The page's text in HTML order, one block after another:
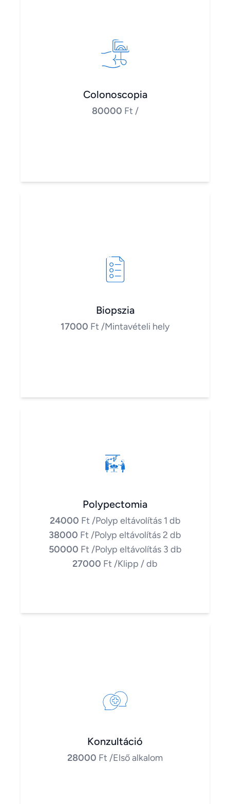
Colonoscopia
80000 Ft /
Biopszia
17000 Ft /Mintavételi hely
Polypectomia
24000 Ft /Polyp eltávolítás 1 db
38000 Ft /Polyp eltávolítás 2 db
50000 Ft /Polyp eltávolítás 3 db
27000 Ft /Klipp / db
Konzultáció
28000 Ft /Első alkalom